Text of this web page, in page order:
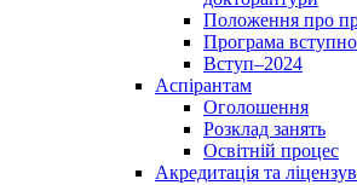
Положення про
Програма
Вступ–2024
Аспірантам
Оголошення
Розклад занять
Освітній процес
Акредитація та